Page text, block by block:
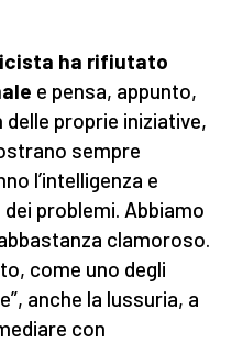
ha rifiutato
e pensa, appunto,
proprie iniziative,
sempre
l’intelligenza e
dei problemi. Abbiamo
clamoroso.
come uno degli
anche la lussuria, a
con